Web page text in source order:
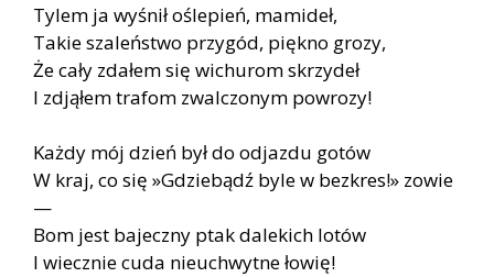
Tylem ja wyśnił oślepień, mamideł,
Takie szaleństwo przygód, piękno grozy,
Że cały zdałem się wichurom skrzydeł
I zdjąłem trafom zwalczonym powrozy!
Każdy mój dzień był do odjazdu gotów
W kraj, co się »Gdziebądź byle w bezkres!» zowie
—
Bom jest bajeczny ptak dalekich lotów
I wiecznie cuda nieuchwytne łowię!